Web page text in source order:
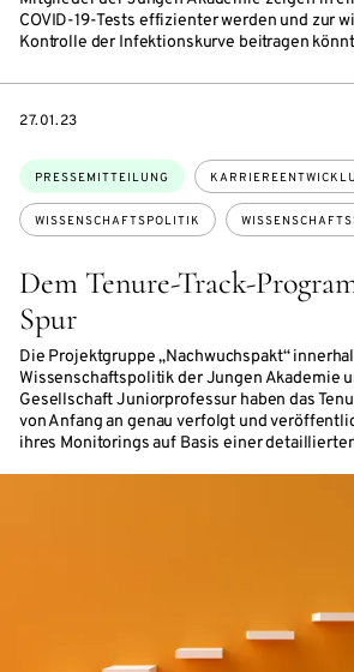
COVID-19-Tests effizienter werden und zur
Kontrolle der Infektionskurve beitragen
Dem Tenure-Track-
Spur
Die Projektgruppe „Nachwuchspakt“
Wissenschaftspolitik der Jungen Akademie
Gesellschaft Juniorprofessur haben das
von Anfang an genau verfolgt und
ihres Monitorings auf Basis einer
Themen:
PRESSEMITTEILUNG
WISSENSCHAFTSPOLITIK
DATE
27.01.23